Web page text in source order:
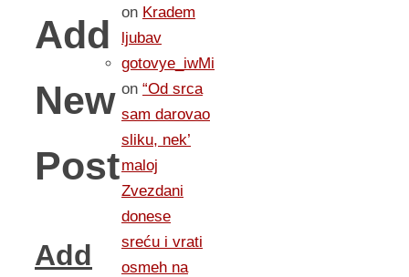
Add
New
Post
Add
on Kradem
ljubav
gotovye_iwMi
on “Od srca
sam darovao
sliku, nek’
maloj
Zvezdani
donese
sreću i vrati
osmeh na